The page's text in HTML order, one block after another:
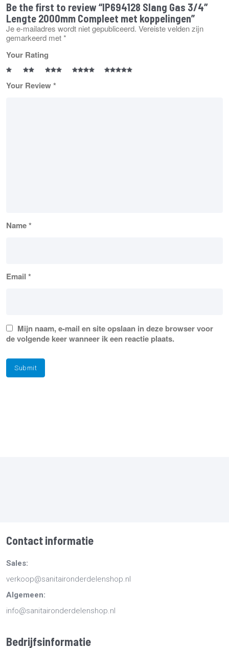
Be the first to review “IP694128 Slang Gas 3/4″
Lengte 2000mm Compleet met koppelingen”
Je e-mailadres wordt niet gepubliceerd. Vereiste velden zijn
gemarkeerd met*
Your Rating
Your Review*
Name*
Email *
Mijn naam, e-mail en site opslaan in deze browser voor
de volgende keer wanneer ik een reactie plaats.
Contact informatie
Sales:
verkoop@sanitaironderdelenshop.nl
Algemeen:
info@sanitaironderdelenshop.nl
Bedrijfsinformatie